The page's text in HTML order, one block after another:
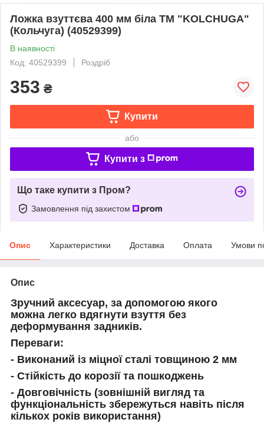
Ложка взуттєва 400 мм біла ТМ "KOLCHUGA"
(Кольчуга) (40529399)
В наявності
Код: 40529399
Роздріб
353 ₴
Купити
або
Купити з
Що таке купити з Пром?
Замовлення під захистом
Опис Характеристики Доставка Оплата Умови
Опис
Зручний аксесуар, за допомогою якого
можна легко вдягнути взуття без
деформування задників.
Переваги:
- Виконаний із міцної сталі товщиною 2 мм
- Стійкість до корозії та пошкоджень
- Довговічність (зовнішній вигляд та
функціональність збережуться навіть після
кількох років використання)